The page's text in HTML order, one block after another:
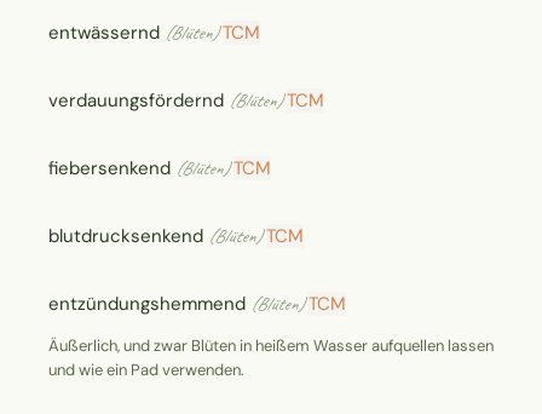
entwässernd (Blüten) TCM
verdauungsfördernd (Blüten) TCM
fiebersenkend (Blüten) TCM
blutdrucksenkend (Blüten) TCM
entzündungshemmend (Blüten) TCM
Äußerlich, und zwar Blüten in heißem Wasser aufquellen lassen
und wie ein Pad verwenden.